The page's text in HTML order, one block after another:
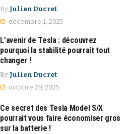
By Julien Ducret
décembre 1, 2025
L’avenir de Tesla : découvrez
pourquoi la stabilité pourrait tout
changer !
By Julien Ducret
octobre 29, 2025
Ce secret des Tesla Model S/X
pourrait vous faire économiser gros
sur la batterie !